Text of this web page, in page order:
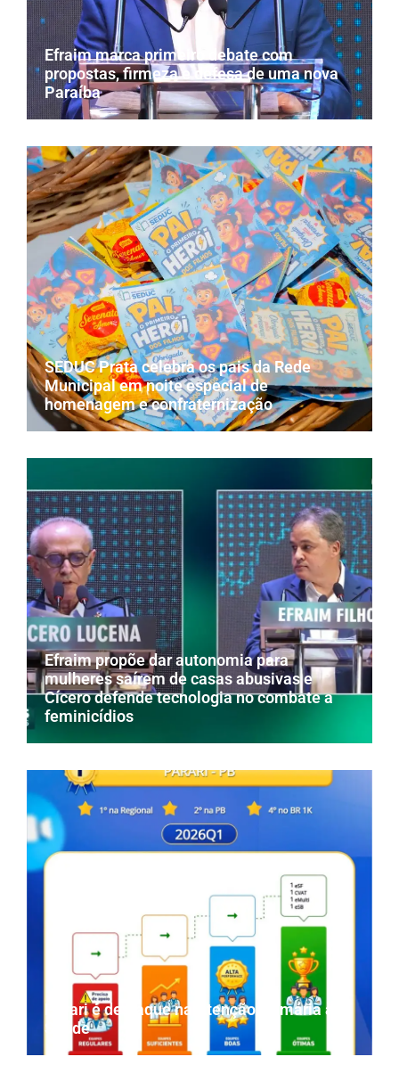
Efraim marca primeiro debate com
propostas, firmeza e defesa de uma nova
Paraíba
SEDUC Prata celebra os pais da Rede
Municipal em noite especial de
homenagem e confraternização
Efraim propõe dar autonomia para
mulheres saírem de casas abusivas e
Cícero defende tecnologia no combate a
feminicídios
Parari é destaque na Atenção Primária à
Saúde